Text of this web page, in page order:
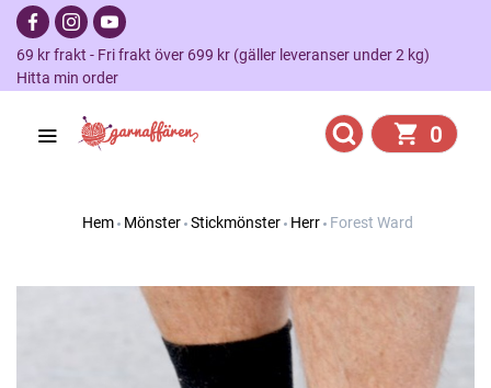
69 kr frakt - Fri frakt över 699 kr (gäller leveranser under 2 kg)
Hitta min order
0
Hem Mönster Stickmönster Herr Forest Ward